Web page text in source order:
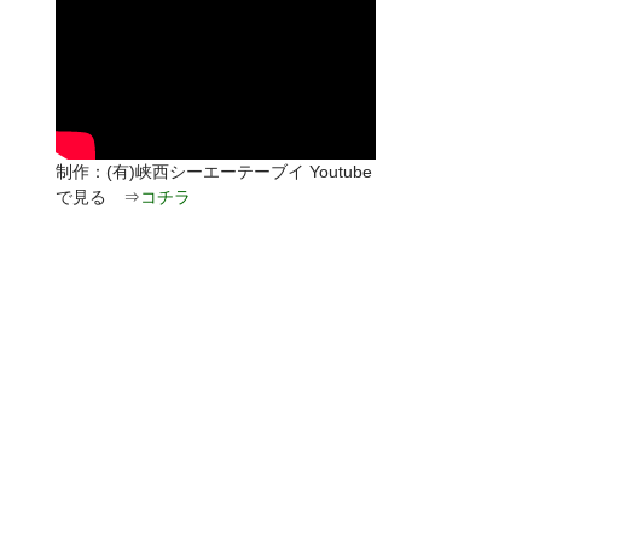
制作：(有)峡西シーエーテーブイ Youtube
で見る ⇒コチラ